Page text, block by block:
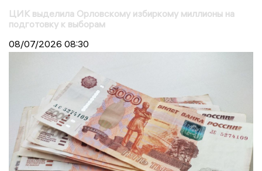
ЦИК выделила Орловскому избиркому миллионы на
подготовку к выборам
08/07/2026 08:30